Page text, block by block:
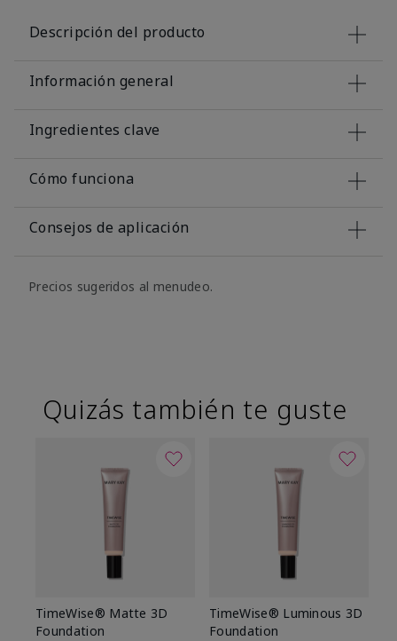
Descripción del producto
Información general
Ingredientes clave
Cómo funciona
Consejos de aplicación
Precios sugeridos al menudeo.
Quizás también te guste
TimeWise® Matte 3D
Foundation
TimeWise® Luminous 3D
Foundation